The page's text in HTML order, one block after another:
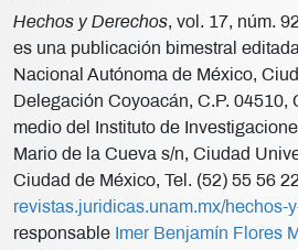
Hechos y Derechos, vol. 17, núm.
es una publicación bimestral
Nacional Autónoma de México,
Delegación Coyoacán, C.P. 04510,
medio del Instituto de
Mario de la Cueva s/n, Ciudad
Ciudad de México, Tel. (52) 55 56
revistas.juridicas.unam.mx/hechos-
responsable Imer Benjamín Flores